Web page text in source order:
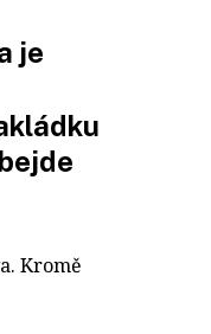
je
Kromě